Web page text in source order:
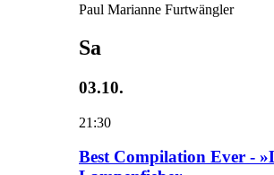
Paul Marianne Furtwängler
Sa
03.10.
21:30
Best Compilation Ever -